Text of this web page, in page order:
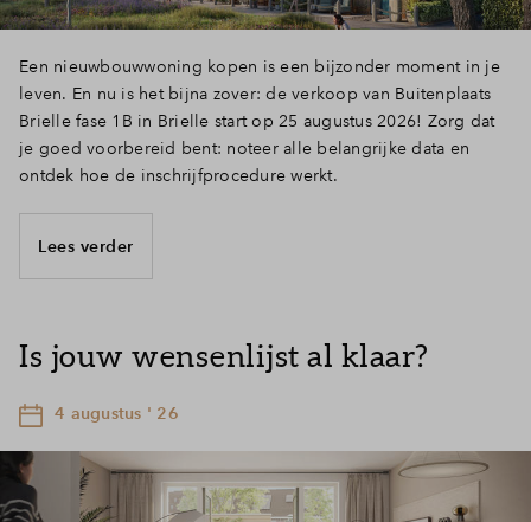
Een nieuwbouwwoning kopen is een bijzonder moment in je
leven. En nu is het bijna zover: de verkoop van Buitenplaats
Brielle fase 1B in Brielle start op 25 augustus 2026! Zorg dat
je goed voorbereid bent: noteer alle belangrijke data en
ontdek hoe de inschrijfprocedure werkt.
Lees verder
Is jouw wensenlijst al klaar?
4 augustus ' 26